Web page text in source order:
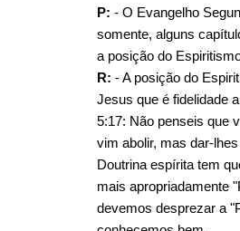
P: - O Evangelho
somente, alguns
a posição do
R: - A posição do
Jesus que é fidelidade
5:17: Não penseis que
vim abolir, mas dar-
Doutrina espírita tem
mais apropriadamente
devemos desprezar a